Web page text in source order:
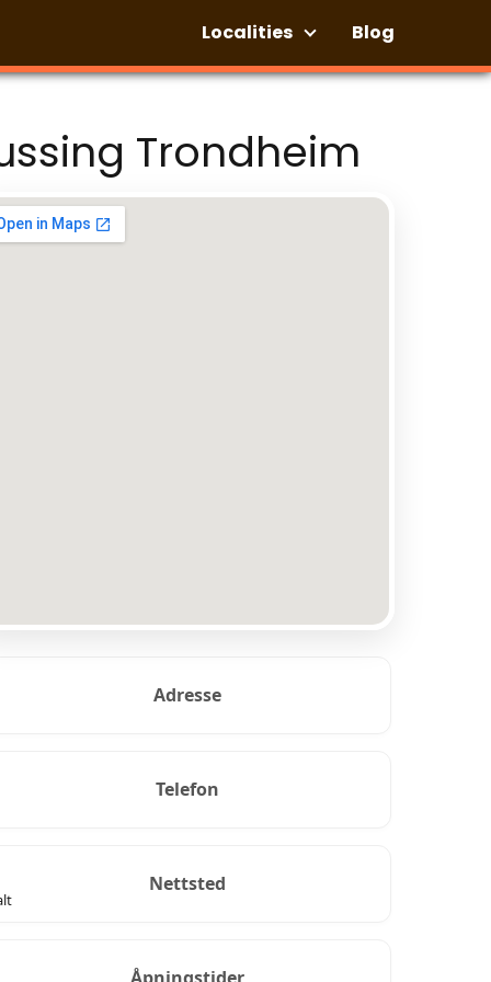
Localities Blog
Trondheim
Adresse
Telefon
Nettsted